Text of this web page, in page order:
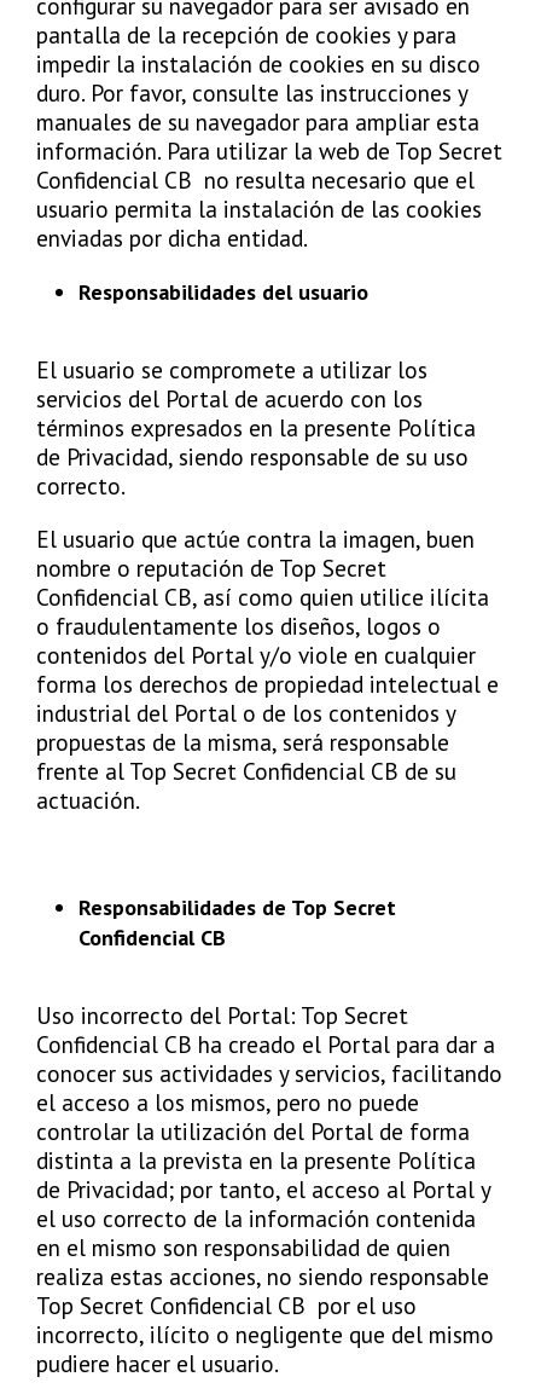
pantalla de la recepción de cookies y para
impedir la instalación de cookies en su disco
duro. Por favor, consulte las instrucciones y
manuales de su navegador para ampliar esta
información. Para utilizar la web de Top Secret
Confidencial CB no resulta necesario que el
usuario permita la instalación de las cookies
enviadas por dicha entidad.
Responsabilidades del usuario
El usuario se compromete a utilizar los
servicios del Portal de acuerdo con los
términos expresados en la presente Política
de Privacidad, siendo responsable de su uso
correcto.
El usuario que actúe contra la imagen, buen
nombre o reputación de Top Secret
Confidencial CB, así como quien utilice ilícita
o fraudulentamente los diseños, logos o
contenidos del Portal y/o viole en cualquier
forma los derechos de propiedad intelectual e
industrial del Portal o de los contenidos y
propuestas de la misma, será responsable
frente al Top Secret Confidencial CB de su
actuación.
Responsabilidades de Top Secret
Confidencial CB
Uso incorrecto del Portal: Top Secret
Confidencial CB ha creado el Portal para dar a
conocer sus actividades y servicios, facilitando
el acceso a los mismos, pero no puede
controlar la utilización del Portal de forma
distinta a la prevista en la presente Política
de Privacidad; por tanto, el acceso al Portal y
el uso correcto de la información contenida
en el mismo son responsabilidad de quien
realiza estas acciones, no siendo responsable
Top Secret Confidencial CB por el uso
incorrecto, ilícito o negligente que del mismo
pudiere hacer el usuario.